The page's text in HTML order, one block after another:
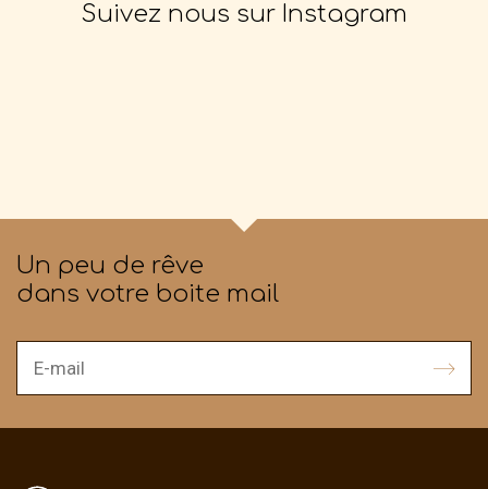
Suivez nous sur Instagram
Un peu de rêve
dans votre boite mail